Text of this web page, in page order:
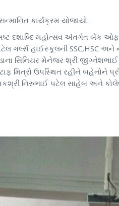
કાર્યક્રમ યોજાયો.
દશાબ્દિ મહોત્સવ અંતર્ગત બેંક ઓફ
ગર્લ્સ હાઈસ્કૂલની SSC,HSC
સિનિયર મેનેજર શ્રી
મિત્રો ઉપસ્થિત રહીને બહેનોને
નિરુભાઈ પટેલ સાહેબ અને